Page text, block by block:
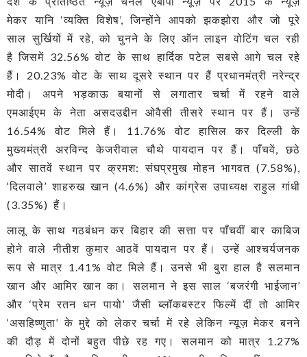
मेकर यानि ‘व्यक्ति विशेष’, जिन्होंने आपको झकझोरा और जो पूरे
साल सुर्खियों में रहे, को चुनने के लिए ऑन लाइन वोटिंग चल रही
है जिसमें 32.56% वोट के साथ हार्दिक पटेल सबसे आगे चल रहे
हैं। 20.23% वोट के साथ दूसरे स्थान पर हैं प्रधानमंत्री नरेन्द्र
मोदी। अपने भड़काऊ बयानों से लगातार चर्चा में रहने वाले
एमआईएम के नेता असदउद्दीन ओवैसी तीसरे स्थान पर हैं। उन्हें
16.54% वोट मिले हैं। 11.76% वोट हासिल कर दिल्ली के
मुख्यमंत्री अरविन्द केजरीवाल चौथे पायदान पर हैं। पाँचवें, छठे
और सातवें स्थान पर क्रमश: संघप्रमुख मोहन भागवत (7.58%),
‘दिलवाले’ शाहरुख खान (4.6%) और कांग्रेस उपाध्यक्ष राहुल गांधी
(3.35%) हैं।
लालू के साथ गठबंधन कर बिहार की सत्ता पर पाँचवीं बार काबिज
होने वाले नीतीश कुमार आठवें पायदान पर हैं। उन्हें आश्चर्यजनक
रूप से मात्र 1.41% वोट मिले हैं। उनसे भी बुरा हाल है सलमान
खान और आमिर खान का। सलमान ने इस साल ‘बजरंगी भाईजान’
और ‘प्रेम रतन धन पायो’ जैसी ब्लॉकबस्टर फिल्में दीं तो आमिर
‘असहिष्णुता’ के मुद्दे को लेकर चर्चा में रहे लेकिन न्यूज़ मेकर बनने
की दौड़ में दोनों बहुत पीछे रह गए। सलमान को मात्र 1.27%